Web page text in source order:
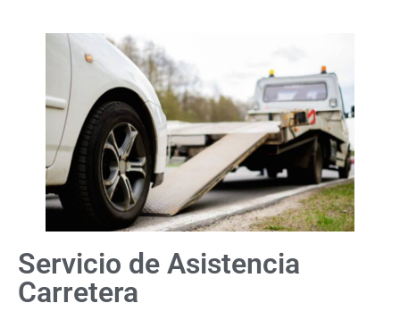
Servicio de Asistencia
Carretera